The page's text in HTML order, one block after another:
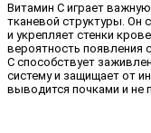
Витамин C играет
тканевой структуры. Он
и укрепляет стенки
вероятность появления
C способствует
систему и защищает от
выводится почками и не